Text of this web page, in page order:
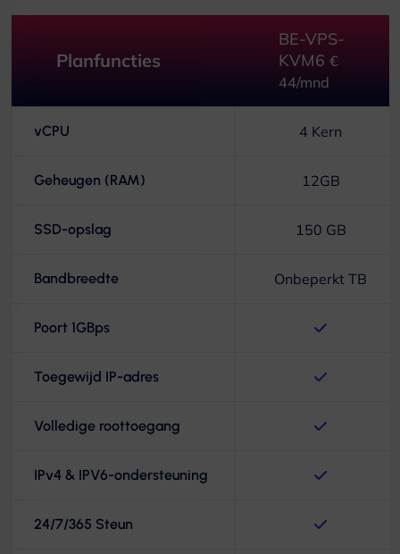
Planfuncties
BE-VPS-
KVM6 €
44/mnd
vCPU 4 Kern
Geheugen (RAM) 12GB
SSD-opslag 150 GB
Bandbreedte Onbeperkt TB
Poort 1GBps
Toegewijd IP-adres
Volledige roottoegang
IPv4 & IPV6-ondersteuning
24/7/365 Steun